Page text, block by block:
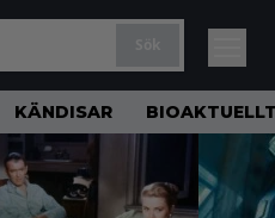
KÄNDISAR